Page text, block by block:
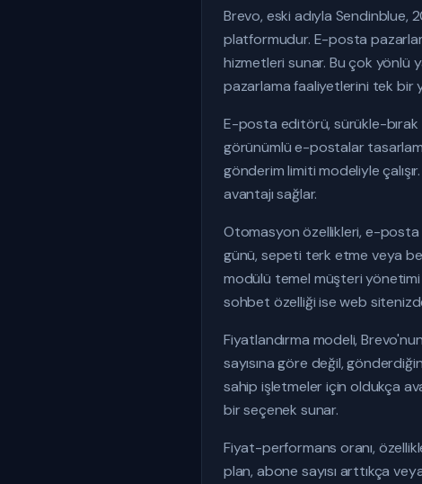
Brevo, eski adıyla Sendinblue,
platformudur. E-posta
hizmetleri sunar. Bu çok yönlü
pazarlama faaliyetlerini tek bir
E-posta editörü, sürükle-bırak
görünümlü e-postalar
gönderim limiti modeliyle
avantajı sağlar.
Otomasyon özellikleri, e-posta
günü, sepeti terk etme veya
modülü temel müşteri yönetimi
sohbet özelliği ise web
Fiyatlandırma modeli,
sayısına göre değil,
sahip işletmeler için oldukça
bir seçenek sunar.
Fiyat-performans oranı,
plan, abone sayısı arttıkça